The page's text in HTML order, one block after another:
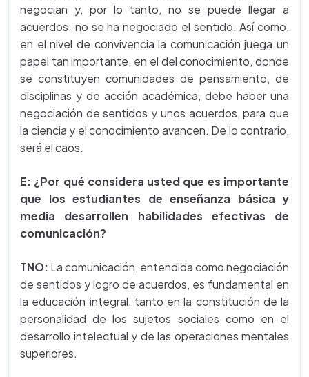
negocian y, por lo tanto, no se puede llegar a
acuerdos: no se ha negociado el sentido. Así como,
en el nivel de convivencia la comunicación juega un
papel tan importante, en el del conocimiento, donde
se constituyen comunidades de pensamiento, de
disciplinas y de acción académica, debe haber una
negociación de sentidos y unos acuerdos, para que
la ciencia y el conocimiento avancen. De lo contrario,
será el caos.
E: ¿Por qué considera usted que es importante
que los estudiantes de enseñanza básica y
media desarrollen habilidades efectivas de
comunicación?
TNO: La comunicación, entendida como negociación
de sentidos y logro de acuerdos, es fundamental en
la educación integral, tanto en la constitución de la
personalidad de los sujetos sociales como en el
desarrollo intelectual y de las operaciones mentales
superiores.